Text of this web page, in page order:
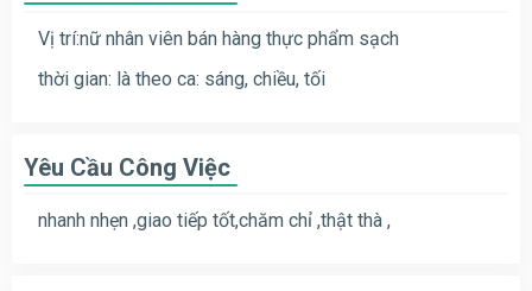
Vị trí:nữ nhân viên bán hàng thực phẩm sạch
thời gian: là theo ca: sáng, chiều, tối
Yêu Cầu Công Việc
nhanh nhẹn ,giao tiếp tốt,chăm chỉ ,thật thà ,